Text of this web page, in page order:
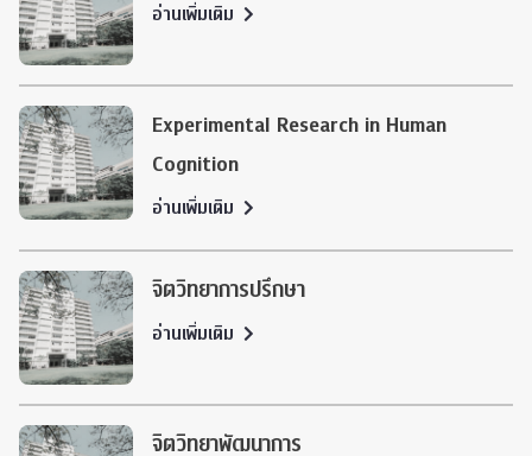
อ่านเพิ่มเติม
Experimental Research in Human
Cognition
อ่านเพิ่มเติม
จิตวิทยาการปรึกษา
อ่านเพิ่มเติม
จิตวิทยาพัฒนาการ